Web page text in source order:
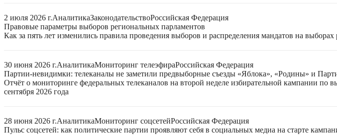
2 июля 2026 г.АналитикаЗаконодательствоРоссийская Федерация
Правовые параметры выборов региональных парламентов
Как за пять лет изменились правила проведения выборов и распределения мандатов на
30 июня 2026 г.АналитикаМониторинг телеэфираРоссийская Федерация
Партии-невидимки: телеканалы не заметили предвыборные съезды «Яблока», «Родины» и
Отчёт о мониторинге федеральных телеканалов на второй неделе избирательной кампании
сентября 2026 года
28 июня 2026 г.АналитикаМониторинг соцсетейРоссийская Федерация
Пульс соцсетей: как политические партии проявляют себя в социальных медиа на старте